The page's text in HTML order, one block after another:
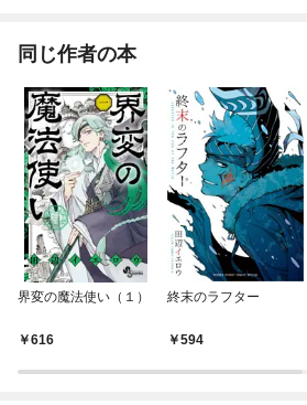
同じ作者の本
界変の魔法使い（１）
616
終末のラフター
594